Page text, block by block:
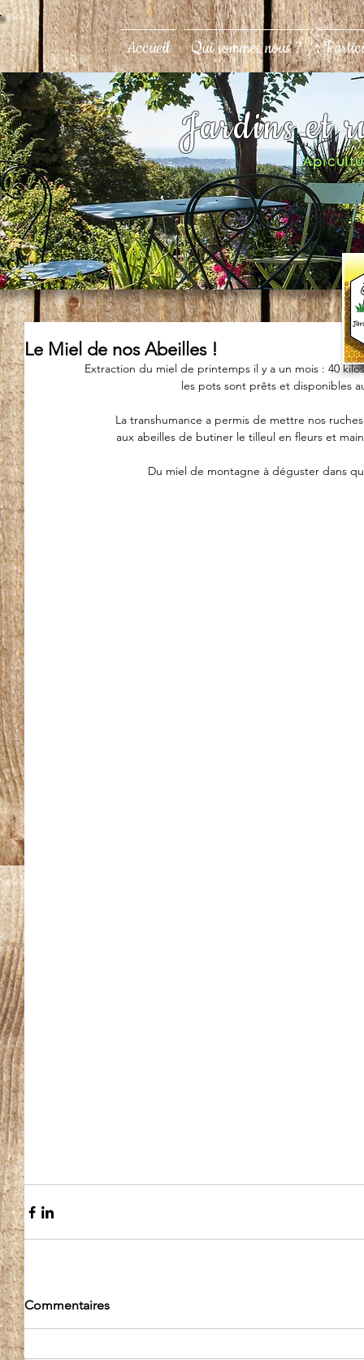
Le Miel de nos Abeilles !
Extraction du miel de printemps il y a un mois : 40
les pots sont prêts et disponibles
La transhumance a permis de mettre nos
aux abeilles de butiner le tilleul en fleurs et
Du miel de montagne à déguster dans
Commentaires
Accueil Qui sommes nous ?
Jardins et